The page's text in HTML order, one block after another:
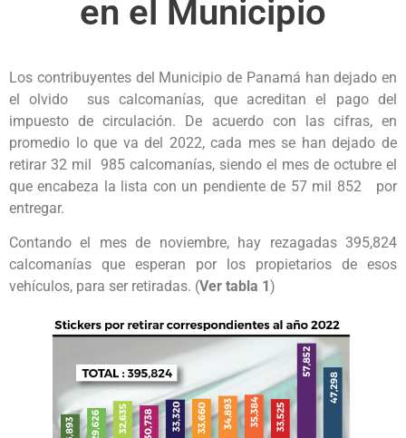
en el Municipio
Los contribuyentes del Municipio de Panamá han dejado en
el olvido sus calcomanías, que acreditan el pago del
impuesto de circulación. De acuerdo con las cifras, en
promedio lo que va del 2022, cada mes se han dejado de
retirar 32 mil 985 calcomanías, siendo el mes de octubre el
que encabeza la lista con un pendiente de 57 mil 852 por
entregar.
Contando el mes de noviembre, hay rezagadas 395,824
calcomanías que esperan por los propietarios de esos
vehículos, para ser retiradas. (Ver tabla 1)